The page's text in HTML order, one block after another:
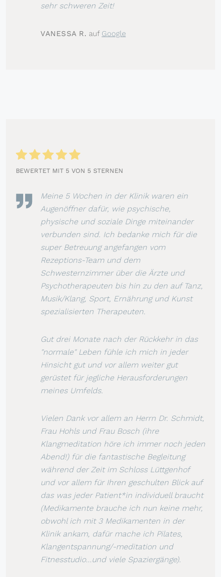
sehr schweren Zeit!
VANESSA R. auf Google
BEWERTET MIT 5 VON 5 STERNEN
Meine 5 Wochen in der Klinik waren ein
Augenöffner dafür, wie psychische,
physische und soziale Dinge miteinander
verbunden sind. Ich bedanke mich für die
super Betreuung angefangen vom
Rezeptions-Team und dem
Schwesternzimmer über die Ärzte und
Psychotherapeuten bis hin zu den auf Tanz,
Musik/Klang, Sport, Ernährung und Kunst
spezialisierten Therapeuten.
Gut drei Monate nach der Rückkehr in das
"normale" Leben fühle ich mich in jeder
Hinsicht gut und vor allem weiter gut
gerüstet für jegliche Herausforderungen
meines Umfelds.
Vielen Dank vor allem an Herrn Dr. Schmidt,
Frau Hohls und Frau Bosch (ihre
Klangmeditation höre ich immer noch jeden
Abend!) für die fantastische Begleitung
während der Zeit im Schloss Lüttgenhof
und vor allem für Ihren geschulten Blick auf
das was jeder Patient*in individuell braucht
(Medikamente brauche ich nun keine mehr,
obwohl ich mit 3 Medikamenten in der
Klinik ankam, dafür mache ich Pilates,
Klangentspannung/-meditation und
Fitnesstudio...und viele Spaziergänge).